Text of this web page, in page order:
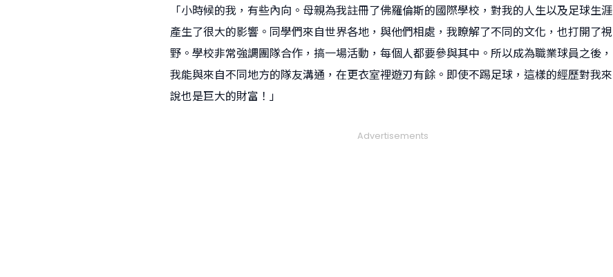
「小時候的我，有些內向。母親為我註冊了佛羅倫斯的國際學校，對我的人生以及足球生涯
產生了很大的影響。同學們來自世界各地，與他們相處，我瞭解了不同的文化，也打開了視
野。學校非常強調團隊合作，搞一場活動，每個人都要參與其中。所以成為職業球員之後，
我能與來自不同地方的隊友溝通，在更衣室裡遊刃有餘。即使不踢足球，這樣的經歷對我來
說也是巨大的財富！」
Advertisements